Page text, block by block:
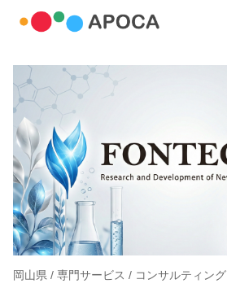
岡山県 / 専門サービス / コンサルティング